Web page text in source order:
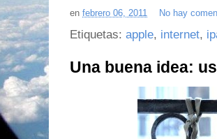
en febrero 06, 2011 No hay
Etiquetas: apple, internet,
Una buena idea: